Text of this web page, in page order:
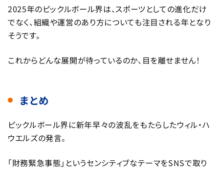
2025年のピックルボール界は、スポーツとしての進化だけ
でなく、組織や運営のあり方についても注目される年となり
そうです。
これからどんな展開が待っているのか、目を離せません！
まとめ
ピックルボール界に新年早々の波乱をもたらしたウィル・ハ
ウエルズの発言。
「財務緊急事態」というセンシティブなテーマをSNSで取り